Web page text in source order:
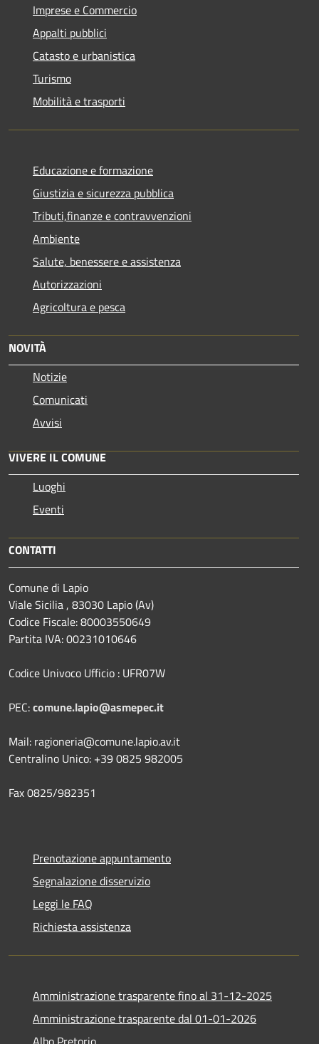
Imprese e Commercio
Appalti pubblici
Catasto e urbanistica
Turismo
Mobilità e trasporti
Educazione e formazione
Giustizia e sicurezza pubblica
Tributi,finanze e contravvenzioni
Ambiente
Salute, benessere e assistenza
Autorizzazioni
Agricoltura e pesca
NOVITÀ
Notizie
Comunicati
Avvisi
VIVERE IL COMUNE
Luoghi
Eventi
CONTATTI
Comune di Lapio
Viale Sicilia , 83030 Lapio (Av)
Codice Fiscale: 80003550649
Partita IVA: 00231010646
Codice Univoco Ufficio : UFR07W
PEC:comune.lapio@asmepec.it
Mail: ragioneria@comune.lapio.av.it
Centralino Unico: +39 0825 982005
Fax 0825/982351
Prenotazione appuntamento
Segnalazione disservizio
Leggi le FAQ
Richiesta assistenza
Amministrazione trasparente fino al 31-12-2025
Amministrazione trasparente dal 01-01-2026